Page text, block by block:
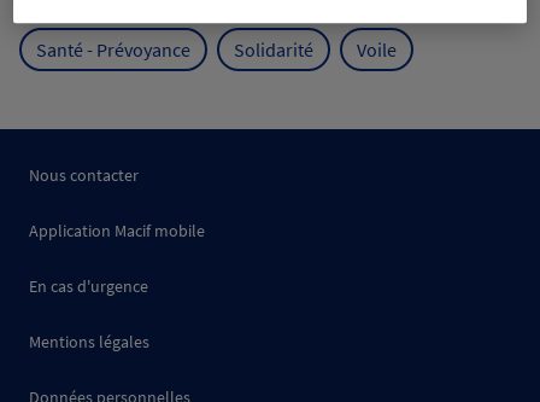
Santé - Prévoyance Solidarité Voile
Nous contacter
Application Macif mobile
En cas d'urgence
Mentions légales
Données personnelles